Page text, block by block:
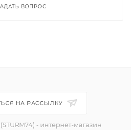
ВОПРОС
НА РАССЫЛКУ
- интернет-магазин